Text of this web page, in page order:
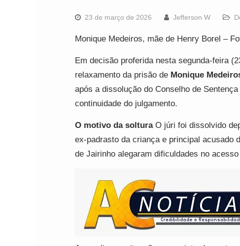
23 de março de 2026 Jefferson W
Monique Medeiros, mãe de Henry Borel –
Em decisão proferida nesta segunda-feira
relaxamento da prisão de Monique
após a dissolução do Conselho de
continuidade do julgamento.
O motivo da solturaO júri foi dissolvido
ex-padrasto da criança e principal acusado
de Jairinho alegaram dificuldades no